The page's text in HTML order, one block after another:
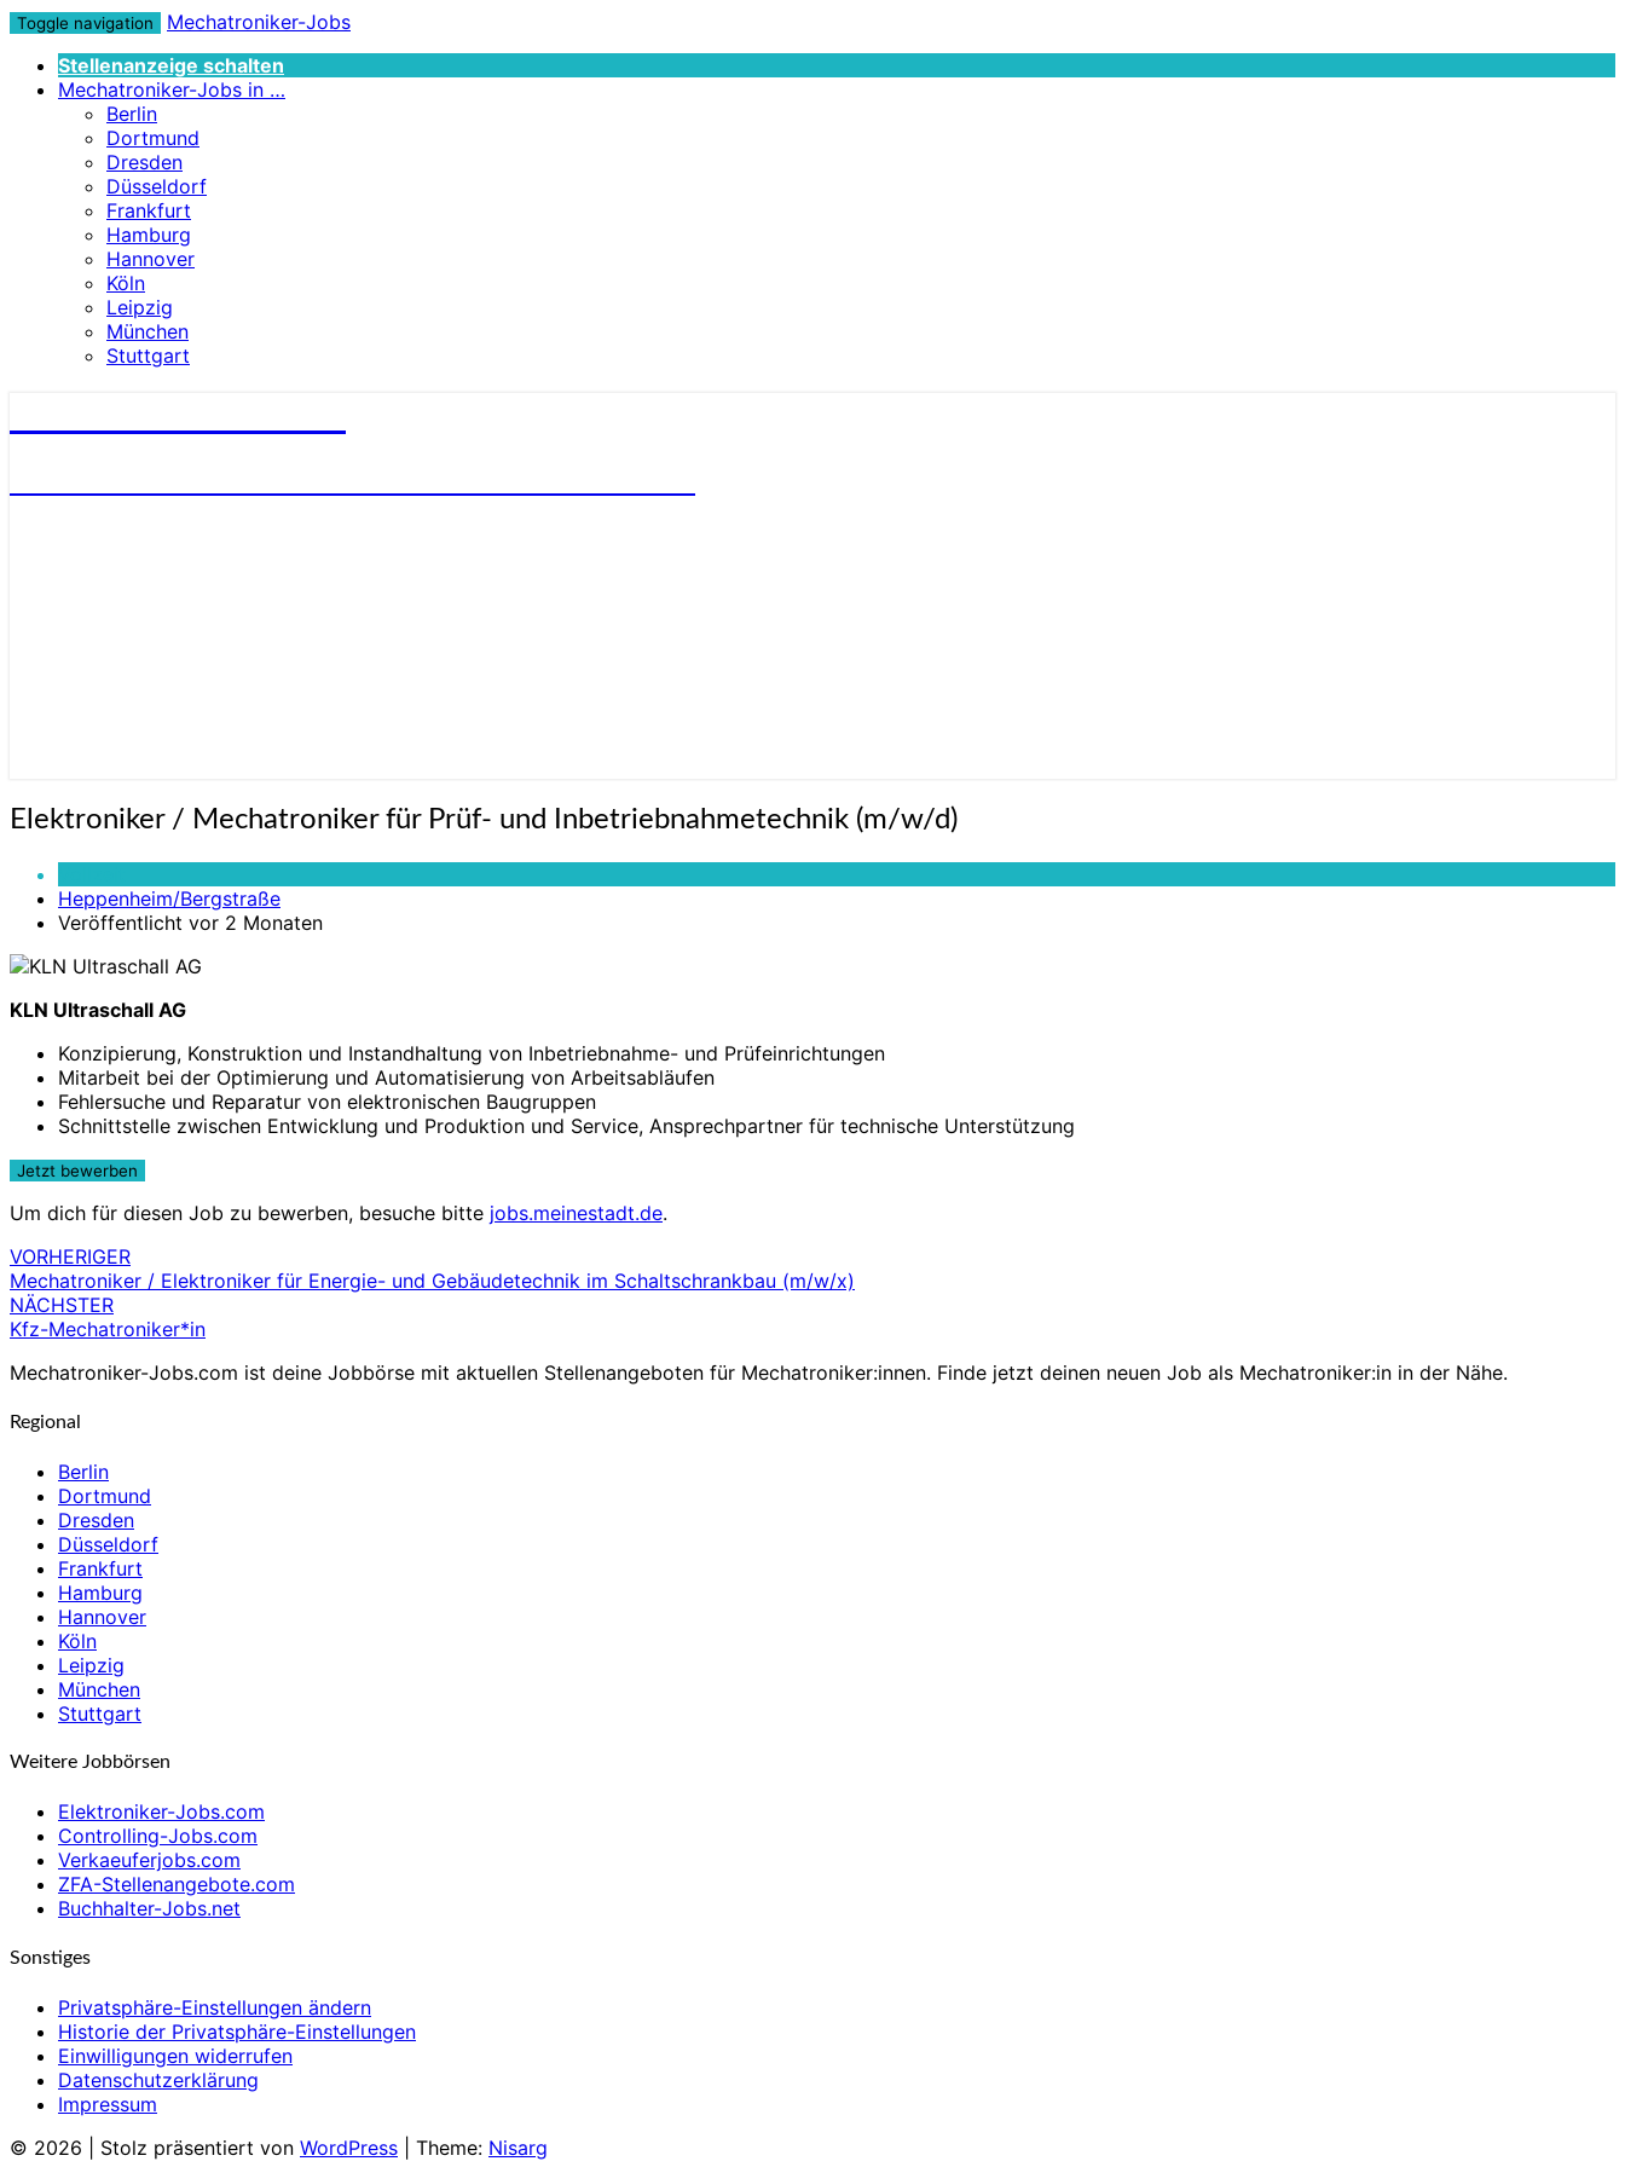
Toggle navigation
Mechatroniker-Jobs
Stellenanzeige schalten
Mechatroniker-Jobs in …
Berlin
Dortmund
Dresden
Düsseldorf
Frankfurt
Hamburg
Hannover
Köln
Leipzig
München
Stuttgart
Elektroniker
Mechatroniker
Prüf-
und
Inbetriebnahmetechnik
Elektroniker / Mechatroniker für Prüf- und Inbetriebnahmetechnik (m/w/d)
Heppenheim/Bergstraße
Veröffentlicht vor 2 Monaten
KLN Ultraschall AG
Konzipierung, Konstruktion und Instandhaltung von Inbetriebnahme- und Prüfeinrichtungen
Mitarbeit bei der Optimierung und Automatisierung von Arbeitsabläufen
Fehlersuche und Reparatur von elektronischen Baugruppen
Schnittstelle zwischen Entwicklung und Produktion und Service, Ansprechpartner für technische Unterstützung
Um dich für diesen Job zu bewerben, besuche bitte jobs.meinestadt.de.
Beitragsnavigation
VORHERIGER
Mechatroniker / Elektroniker für Energie- und Gebäudetechnik im Schaltschrankbau (m/w/x)
NÄCHSTER
Kfz-Mechatroniker*in
Mechatroniker-Jobs.com ist deine Jobbörse mit aktuellen Stellenangeboten für Mechatroniker:innen. Finde jetzt deinen neuen Job als Mechatroniker:in in der Nähe.
Regional
Berlin
Dortmund
Dresden
Düsseldorf
Frankfurt
Hamburg
Hannover
Köln
Leipzig
München
Stuttgart
Weitere Jobbörsen
Elektroniker-Jobs.com
Controlling-Jobs.com
Verkaeuferjobs.com
ZFA-Stellenangebote.com
Buchhalter-Jobs.net
Sonstiges
Privatsphäre-Einstellungen ändern
Historie der Privatsphäre-Einstellungen
Einwilligungen widerrufen
Datenschutzerklärung
Impressum
© 2026
Stolz präsentiert von WordPress Theme: Nisarg